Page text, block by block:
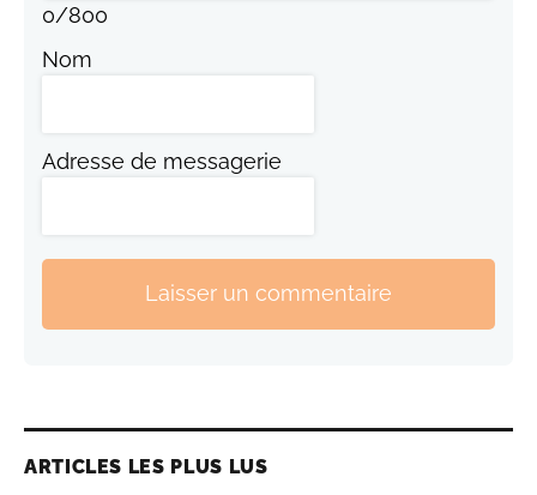
0/800
Nom
Adresse de messagerie
Laisser un commentaire
ARTICLES LES PLUS LUS